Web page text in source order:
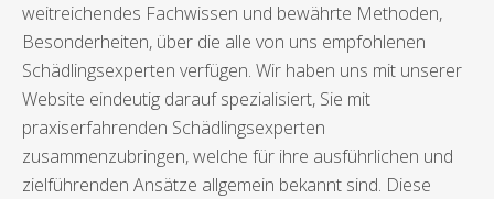
weitreichendes Fachwissen und bewährte Methoden,
Besonderheiten, über die alle von uns empfohlenen
Schädlingsexperten verfügen. Wir haben uns mit unserer
Website eindeutig darauf spezialisiert, Sie mit
praxiserfahrenden Schädlingsexperten
zusammenzubringen, welche für ihre ausführlichen und
zielführenden Ansätze allgemein bekannt sind. Diese